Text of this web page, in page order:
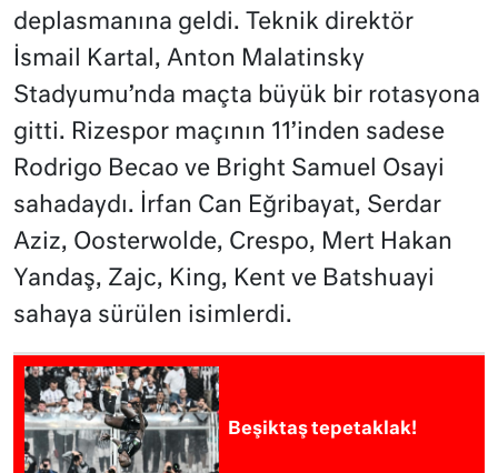
deplasmanına geldi. Teknik direktör
İsmail Kartal, Anton Malatinsky
Stadyumu’nda maçta büyük bir rotasyona
gitti. Rizespor maçının 11’inden sadese
Rodrigo Becao ve Bright Samuel Osayi
sahadaydı. İrfan Can Eğribayat, Serdar
Aziz, Oosterwolde, Crespo, Mert Hakan
Yandaş, Zajc, King, Kent ve Batshuayi
sahaya sürülen isimlerdi.
Beşiktaş tepetaklak!